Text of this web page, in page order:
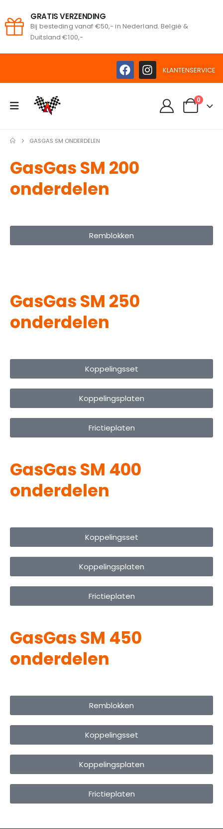
GRATIS VERZENDING
Bij besteding vanaf €50,- in Nederland. België &
Duitsland €100,-
KLANTENSERVICE
0
GASGAS SM ONDERDELEN
GasGas SM 200
onderdelen
Remblokken
GasGas SM 250
onderdelen
Koppelingsset
Koppelingsplaten
Frictieplaten
GasGas SM 400
onderdelen
Koppelingsset
Koppelingsplaten
Frictieplaten
GasGas SM 450
onderdelen
Remblokken
Koppelingsset
Koppelingsplaten
Frictieplaten